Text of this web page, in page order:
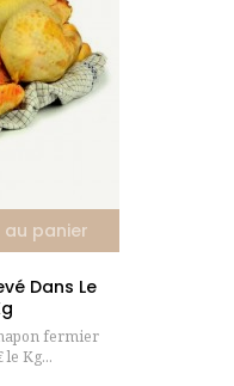
au panier
Dans Le
fermier
le Kg...